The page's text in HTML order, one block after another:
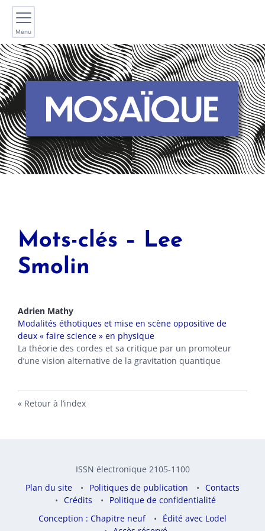
Menu
Mots-clés – Lee
Smolin
Adrien Mathy
Modalités éthotiques et mise en scène oppositive de
deux « faire science » en physique
La théorie des cordes et sa critique par un promoteur
d’une vision alternative de la gravitation quantique
Retour à l’index
ISSN électronique 2105-1100
Plan du site
Politiques de publication
Contacts
Crédits
Politique de confidentialité
Conception : Chapitre neuf
Édité avec Lodel